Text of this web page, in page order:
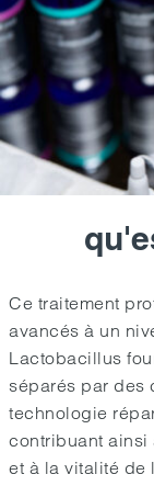
Ce traitement
avancés à un
Lactobacillus
séparés par des
technologie
contribuant ainsi
et à la vitalité de